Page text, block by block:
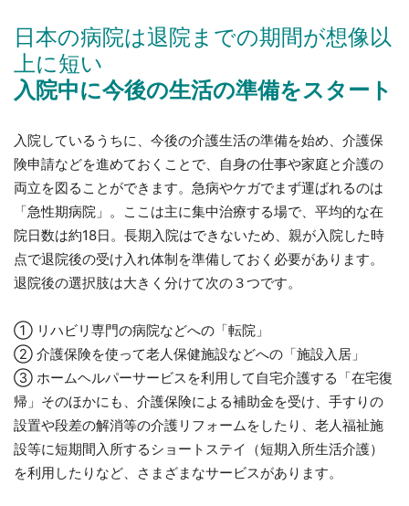
日本の病院は退院までの期間が想像以
上に短い
入院中に今後の生活の準備をスタート
入院しているうちに、今後の介護生活の準備を始め、介護保
険申請などを進めておくことで、自身の仕事や家庭と介護の
両立を図ることができます。急病やケガでまず運ばれるのは
「急性期病院」。ここは主に集中治療する場で、平均的な在
院日数は約18日。長期入院はできないため、親が入院した時
点で退院後の受け入れ体制を準備しておく必要があります。
退院後の選択肢は大きく分けて次の３つです。
① リハビリ専門の病院などへの「転院」
② 介護保険を使って老人保健施設などへの「施設入居」
③ ホームヘルパーサービスを利用して自宅介護する「在宅復
帰」そのほかにも、介護保険による補助金を受け、手すりの
設置や段差の解消等の介護リフォームをしたり、老人福祉施
設等に短期間入所するショートステイ（短期入所生活介護）
を利用したりなど、さまざまなサービスがあります。